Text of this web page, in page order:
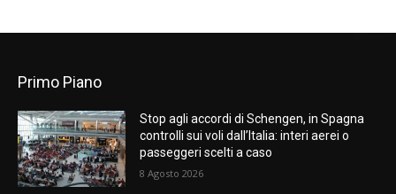
Primo Piano
Stop agli accordi di Schengen, in Spagna
controlli sui voli dall’Italia: interi aerei o
passeggeri scelti a caso
8 Agosto 2026